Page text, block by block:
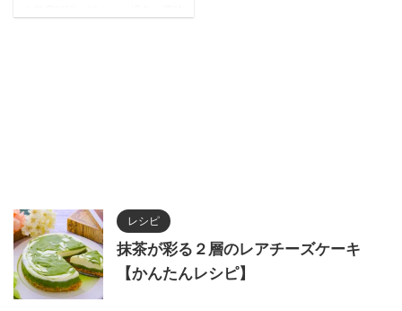
レシピ
抹茶が彩る２層のレアチーズケーキ
【かんたんレシピ】